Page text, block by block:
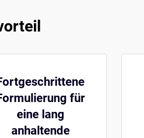
für
eine lang
anhaltende